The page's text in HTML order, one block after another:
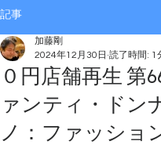
記事
０円店舗再生 第
ァンティ・ドン
ノ：ファッショ
加藤剛
2024年12月30日 読了時間: 1